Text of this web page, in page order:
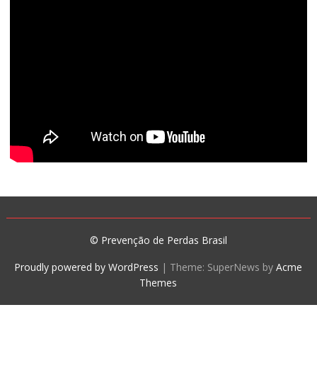
© Prevenção de Perdas Brasil
Proudly powered by WordPress | Theme: SuperNews byAcme
Themes